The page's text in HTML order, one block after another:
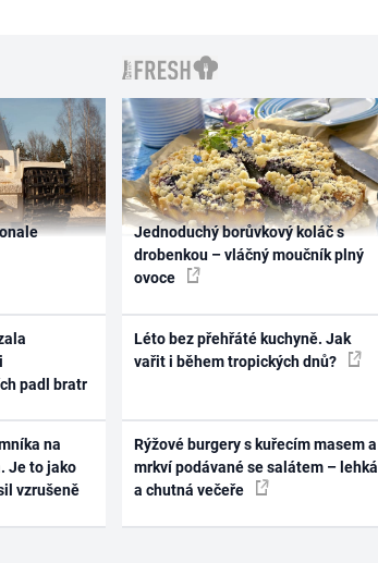
padl bratr
na
Je to jako
vzrušeně
Jednoduchý borůvkový koláč s
drobenkou – vláčný moučník plný
ovoce
Léto bez přehřáté kuchyně. Jak
vařit i během tropických dnů?
Rýžové burgery s kuřecím masem a
mrkví podávané se salátem – lehká
a chutná večeře